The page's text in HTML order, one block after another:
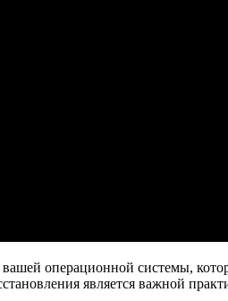
операционной системы,
является важной